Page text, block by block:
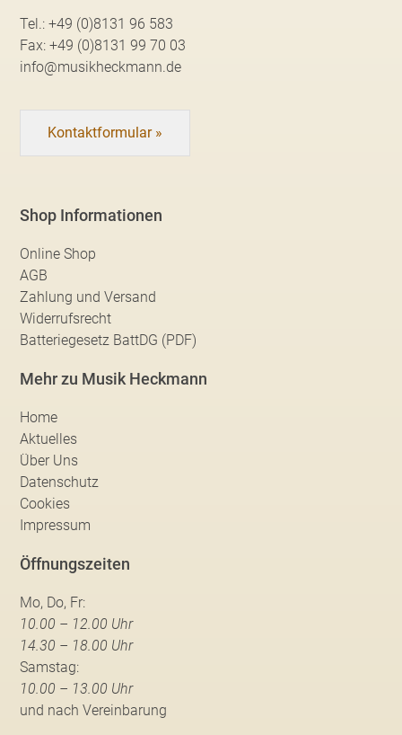
Tel.:+49 (0)8131 96 583
Fax:+49 (0)8131 99 70 03
info@musikheckmann.de
Kontaktformular »
Shop Informationen
Online Shop
AGB
Zahlung und Versand
Widerrufsrecht
Batteriegesetz BattDG (PDF)
Mehr zu Musik Heckmann
Home
Aktuelles
Über Uns
Datenschutz
Cookies
Impressum
Öffnungszeiten
Mo, Do, Fr:
10.00 – 12.00 Uhr
14.30 – 18.00 Uhr
Samstag:
10.00 – 13.00 Uhr
und nach Vereinbarung